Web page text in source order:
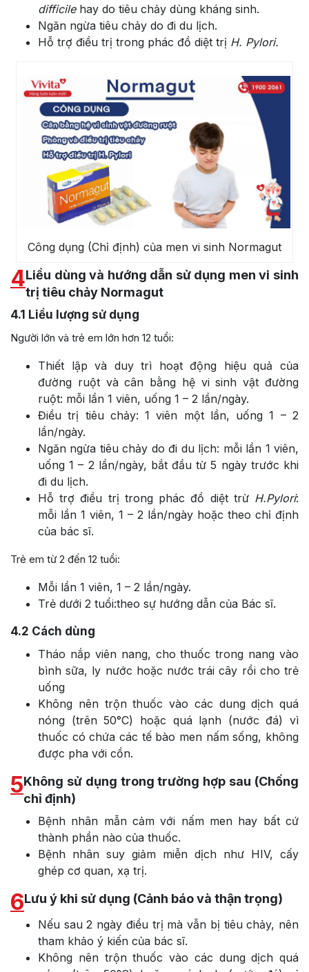
difficile hay do tiêu chảy dùng kháng sinh.
Ngăn ngừa tiêu chảy do đi du lịch.
Hỗ trợ điều trị trong phác đồ diệt trị H. Pylori.
Công dụng (Chỉ định) của men vi sinh Normagut
4Liều dùng và hướng dẫn sử dụng men vi sinh
trị tiêu chảy Normagut
4.1 Liều lượng sử dụng
Người lớn và trẻ em lớn hơn 12 tuổi:
Thiết lập và duy trì hoạt động hiệu quả của
đường ruột và cân bằng hệ vi sinh vật đường
ruột: mỗi lần 1 viên, uống 1 – 2 lần/ngày.
Điều trị tiêu chảy: 1 viên một lần, uống 1 – 2
lần/ngày.
Ngăn ngừa tiêu chảy do đi du lịch: mỗi lần 1 viên,
uống 1 – 2 lần/ngày, bắt đầu từ 5 ngày trước khi
đi du lịch.
Hỗ trợ điều trị trong phác đồ diệt trừ H.Pylori:
mỗi lần 1 viên, 1 – 2 lần/ngày hoặc theo chỉ định
của bác sĩ.
Trẻ em từ 2 đến 12 tuổi:
Mỗi lần 1 viên, 1 – 2 lần/ngày.
Trẻ dưới 2 tuổi:theo sự hướng dẫn của Bác sĩ.
4.2 Cách dùng
Tháo nắp viên nang, cho thuốc trong nang vào
bình sữa, ly nước hoặc nước trái cây rồi cho trẻ
uống
Không nên trộn thuốc vào các dung dịch quá
nóng (trên 50°C) hoặc quá lạnh (nước đá) vì
thuốc có chứa các tế bào men nấm sống, không
được pha với cồn.
5Không sử dụng trong trường hợp sau (Chống
chỉ định)
Bệnh nhân mẫn cảm với nấm men hay bất cứ
thành phần nào của thuốc.
Bệnh nhân suy giảm miễn dịch như HIV, cấy
ghép cơ quan, xạ trị.
6Lưu ý khi sử dụng (Cảnh báo và thận trọng)
Nếu sau 2 ngày điều trị mà vẫn bị tiêu chảy, nên
tham khảo ý kiến của bác sĩ.
Không nên trộn thuốc vào các dung dịch quá